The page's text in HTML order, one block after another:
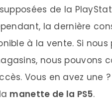
de la
la dernière
à la vente. Si
nous pouvons
Vous en avez une
manette de la PS5.